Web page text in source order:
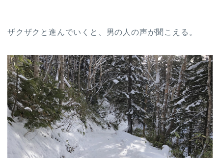
ザクザクと進んでいくと、男の人の声が聞こえる。